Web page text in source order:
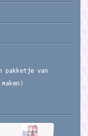
pakketje van